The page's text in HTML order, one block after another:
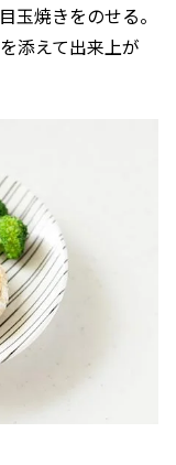
玉焼きをのせる。
添えて出来上が